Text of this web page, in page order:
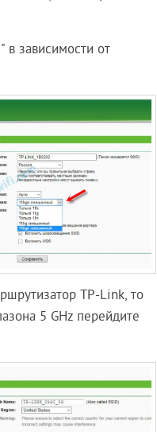
зависимости от
TP-Link, то
5 GHz перейдите